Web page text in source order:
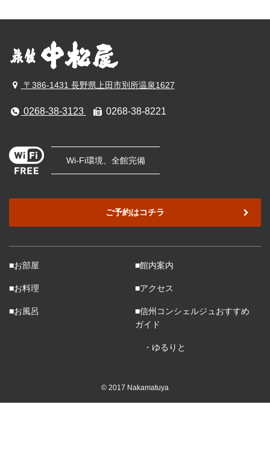
〒386-1431 長野県上田市別所温泉1627
0268-38-3123 0268-38-8221
Wi-Fi環境、全館完備
ご予約はコチラ
■お部屋
■お料理
■お風呂
■館内案内
■アクセス
■信州コンシェルジュおすすめ
ガイド
・ゆるりと
© 2017 Nakamatuya